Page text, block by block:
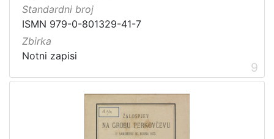
Standardni broj
ISMN 979-0-801329-41-7
Zbirka
Notni zapisi
9